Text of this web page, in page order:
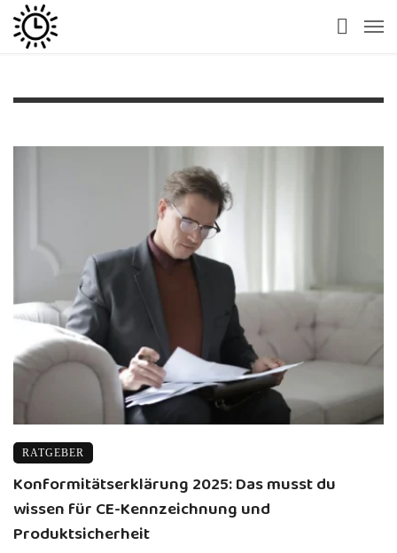
RATGEBER
Konformitätserklärung 2025: Das musst du
wissen für CE-Kennzeichnung und
Produktsicherheit